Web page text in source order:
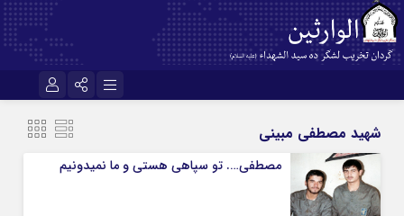
سروش
آپارات
رمز عبور
شهید مصطفی مبینی
مصطفی…. تو سپاهی هستی و ما نمیدونیم